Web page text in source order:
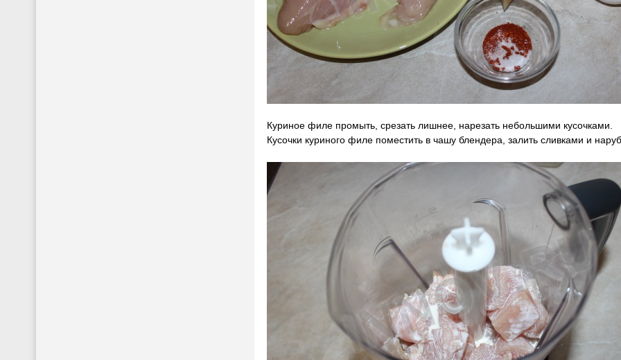
Куриное филе промыть, срезать лишнее, нарезать небольшими кусочками.
Кусочки куриного филе поместить в чашу блендера, залить сливками и